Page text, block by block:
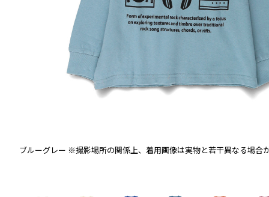
ブルーグレー ※撮影場所の関係上、着用画像は実物と若干異なる場合